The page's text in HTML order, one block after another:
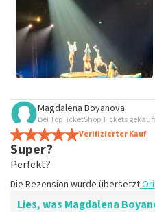
Magdalena Boyanova
Bei TopTicketShop Tickets
Verifizierter Kauf
Super?
Perfekt?
Die Rezension wurde übersetzt
Lies, was Magdalena